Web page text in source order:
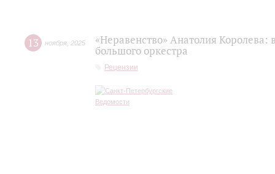
13 ноября 2025
«Неравенство» Анатолия Королева:
большого оркестра
Рецензии